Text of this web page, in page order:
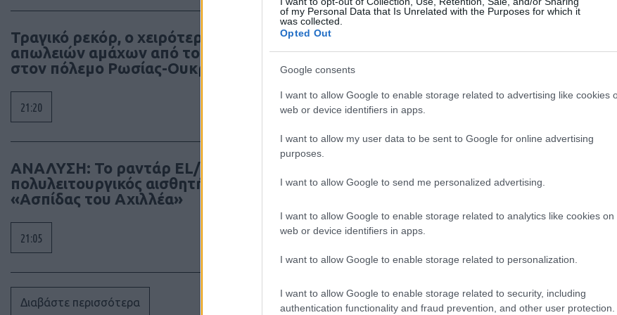
of my Personal Data that Is Unrelated with the Purposes for which it
was collected.
Opted Out
Google consents
I want to allow Google to enable storage related to advertising like cookies
web or device identifiers in apps.
I want to allow my user data to be sent to Google for online advertising
purposes.
I want to allow Google to send me personalized advertising.
I want to allow Google to enable storage related to analytics like cookies on
web or device identifiers in apps.
I want to allow Google to enable storage related to personalization.
I want to allow Google to enable storage related to security, including
authentication functionality and fraud prevention, and other user protection.
Τραγικό ρεκόρ, ο χειρότερος μήνας
απωλειών αμάχων από το 2022
στον πόλεμο Ρωσίας-Ουκρανίας
21:20
ΑΝΑΛΥΣΗ: To ραντάρ EL/M‑2084, ο
πολυλειτουργικός αισθητήρας της
«Ασπίδας του Αχιλλέα»
21:05
Διαβάστε περισσότερα
19COMMENTS
Αυτοί που χρειάζονται σύγχρονα αντιαρματικά είναι
Οι ένσταση μου δεν είναι είναι γιατί τα
πολυεργαλεία και μπορούν να χρησιμοποιηθούν σε
προμηθευόμαστε λίγα συστήματα, τα χορηγούμε σε
σύγχρονου στρατού με κράνη high cut και plate
μέσου στρατιώτη είναι στη δεκαετία του 1970 και δεν